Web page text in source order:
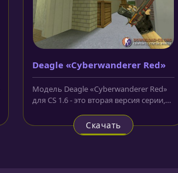
Deagle «Cyberwanderer Red»
Модель Deagle «Cyberwanderer Red»
для CS 1.6 - это вторая версия серии,
Скачать